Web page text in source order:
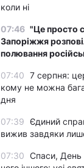
коли ні
07:46 "Це просто
Запоріжжя
полювання
07:40 7 серпня:
кому не можна
дня
07:39 Єдиний
вижив завдяки
07:30 Спаси, День